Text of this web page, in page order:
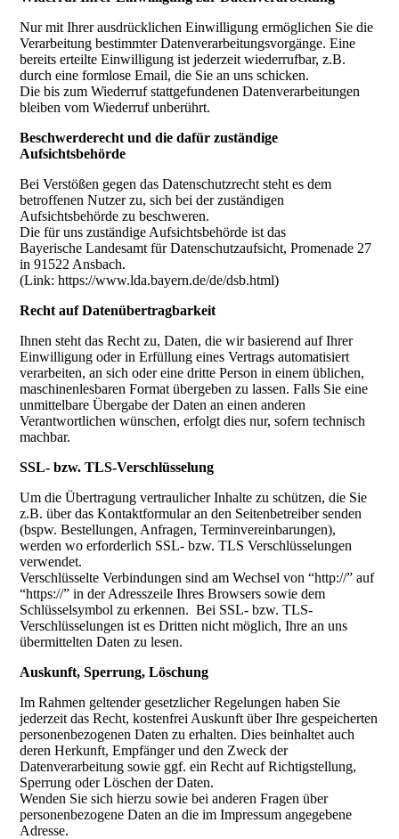
Nur mit Ihrer ausdrücklichen Einwilligung ermöglichen Sie die
Verarbeitung bestimmter Datenverarbeitungsvorgänge. Eine
bereits erteilte Einwilligung ist jederzeit wiederrufbar, z.B.
durch eine formlose Email, die Sie an uns schicken.
Die bis zum Wiederruf stattgefundenen Datenverarbeitungen
bleiben vom Wiederruf unberührt.
Beschwerderecht und die dafür zuständige
Aufsichtsbehörde
Bei Verstößen gegen das Datenschutzrecht steht es dem
betroffenen Nutzer zu, sich bei der zuständigen
Aufsichtsbehörde zu beschweren.
Die für uns zuständige Aufsichtsbehörde ist das
Bayerische Landesamt für Datenschutzaufsicht, Promenade 27
in 91522 Ansbach.
(Link: https://www.lda.bayern.de/de/dsb.html)
Recht auf Datenübertragbarkeit
Ihnen steht das Recht zu, Daten, die wir basierend auf Ihrer
Einwilligung oder in Erfüllung eines Vertrags automatisiert
verarbeiten, an sich oder eine dritte Person in einem üblichen,
maschinenlesbaren Format übergeben zu lassen. Falls Sie eine
unmittelbare Übergabe der Daten an einen anderen
Verantwortlichen wünschen, erfolgt dies nur, sofern technisch
machbar.
SSL- bzw. TLS-Verschlüsselung
Um die Übertragung vertraulicher Inhalte zu schützen, die Sie
z.B. über das Kontaktformular an den Seitenbetreiber senden
(bspw. Bestellungen, Anfragen, Terminvereinbarungen),
werden wo erforderlich SSL- bzw. TLS Verschlüsselungen
verwendet.
Verschlüsselte Verbindungen sind am Wechsel von “http://” auf
“https://” in der Adresszeile Ihres Browsers sowie dem
Schlüsselsymbol zu erkennen. Bei SSL- bzw. TLS-
Verschlüsselungen ist es Dritten nicht möglich, Ihre an uns
übermittelten Daten zu lesen.
Auskunft, Sperrung, Löschung
Im Rahmen geltender gesetzlicher Regelungen haben Sie
jederzeit das Recht, kostenfrei Auskunft über Ihre gespeicherten
personenbezogenen Daten zu erhalten. Dies beinhaltet auch
deren Herkunft, Empfänger und den Zweck der
Datenverarbeitung sowie ggf. ein Recht auf Richtigstellung,
Sperrung oder Löschen der Daten.
Wenden Sie sich hierzu sowie bei anderen Fragen über
personenbezogene Daten an die im Impressum angegebene
Adresse.